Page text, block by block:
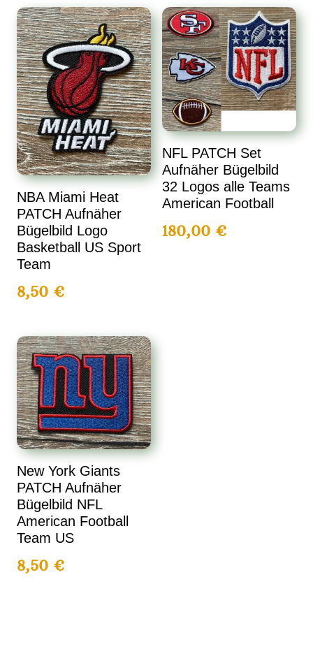
NBA Miami Heat
PATCH Aufnäher
Bügelbild Logo
Basketball US Sport
Team
8,50€
NFL PATCH Set
Aufnäher Bügelbild
32 Logos alle Teams
American Football
180,00 €
New York Giants
PATCH Aufnäher
Bügelbild NFL
American Football
Team US
8,50€